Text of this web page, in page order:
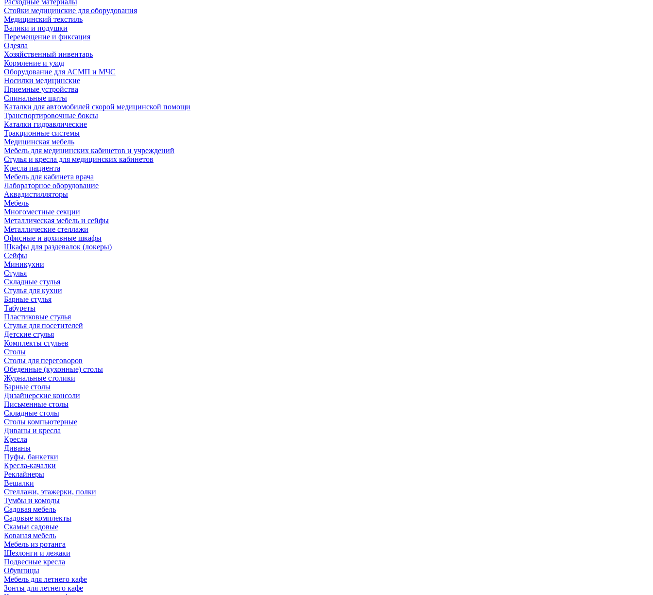
Расходные материалы
Стойки медицинские для оборудования
Медицинский текстиль
Валики и подушки
Перемещение и фиксация
Одеяла
Хозяйственный инвентарь
Кормление и уход
Оборудование для АСМП и МЧС
Носилки медицинские
Приемные устройства
Спинальные щиты
Каталки для автомобилей скорой медицинской помощи
Транспортировочные боксы
Каталки гидравлические
Тракционные системы
Медицинская мебель
Мебель для медицинских кабинетов и учреждений
Стулья и кресла для медицинских кабинетов
Кресла пациента
Мебель для кабинета врача
Лабораторное оборудование
Аквадистилляторы
Мебель
Многоместные секции
Металлическая мебель и сейфы
Металлические стеллажи
Офисные и архивные шкафы
Шкафы для раздевалок (локеры)
Сейфы
Миникухни
Стулья
Складные стулья
Стулья для кухни
Барные стулья
Табуреты
Пластиковые стулья
Стулья для посетителей
Детские стулья
Комплекты стульев
Столы
Столы для переговоров
Обеденные (кухонные) столы
Журнальные столики
Барные столы
Дизайнерские консоли
Письменные столы
Складные столы
Столы компьютерные
Диваны и кресла
Кресла
Диваны
Пуфы, банкетки
Кресла-качалки
Реклайнеры
Вешалки
Стеллажи, этажерки, полки
Тумбы и комоды
Садовая мебель
Садовые комплекты
Скамьи садовые
Кованая мебель
Мебель из ротанга
Шезлонги и лежаки
Подвесные кресла
Обувницы
Мебель для летнего кафе
Зонты для летнего кафе